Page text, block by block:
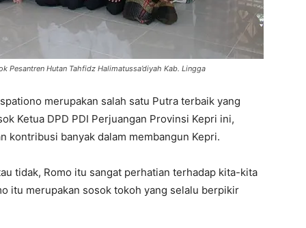
Hutan Tahfidz Halimatussa’diyah Kab. Lingga
merupakan salah satu Putra terbaik yang
Ketua DPD PDI Perjuangan Provinsi Kepri ini,
kontribusi banyak dalam membangun Kepri.
tidak, Romo itu sangat perhatian terhadap kita-kita
itu merupakan sosok tokoh yang selalu berpikir